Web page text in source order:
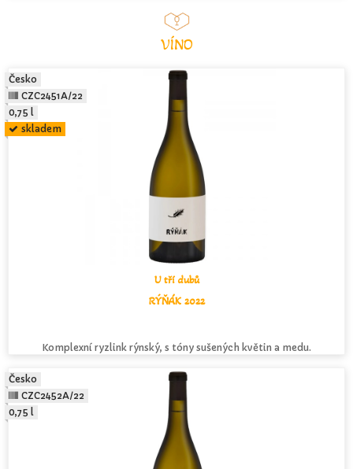
VÍNO
U tří dubů
RÝŇÁK 2022
Komplexní ryzlink rýnský, s tóny sušených květin a medu.
Česko
CZC2451A/22
0,75 l
skladem
Česko
CZC2452A/22
0,75 l